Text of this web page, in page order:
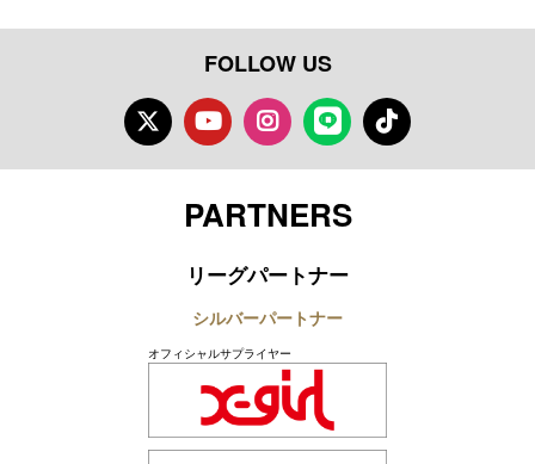
FOLLOW US
TwitterYoutubeInstagram
LINE TikTok
PARTNERS
リーグパートナー
シルバーパートナー
オフィシャルサプライヤー